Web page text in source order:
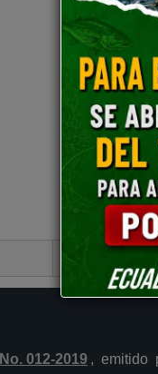
012-2019 , emitido